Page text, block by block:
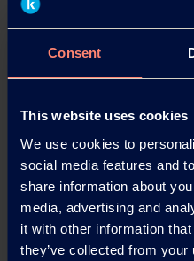
Consent
This website uses cookies
We use cookies to
social media features and
share information about
media, advertising and
it with other information
they’ve collected from
Environmentally
keep fruit and
Read more